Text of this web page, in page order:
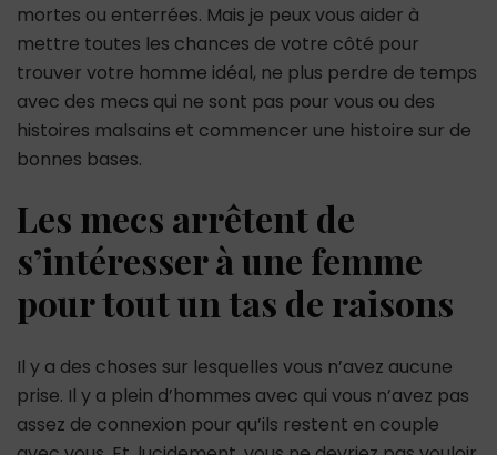
mortes ou enterrées. Mais je peux vous aider à
mettre toutes les chances de votre côté pour
trouver votre homme idéal, ne plus perdre de temps
avec des mecs qui ne sont pas pour vous ou des
histoires malsains et commencer une histoire sur de
bonnes bases.
Les mecs arrêtent de
s’intéresser à une femme
pour tout un tas de raisons
Il y a des choses sur lesquelles vous n’avez aucune
prise. Il y a plein d’hommes avec qui vous n’avez pas
assez de connexion pour qu’ils restent en couple